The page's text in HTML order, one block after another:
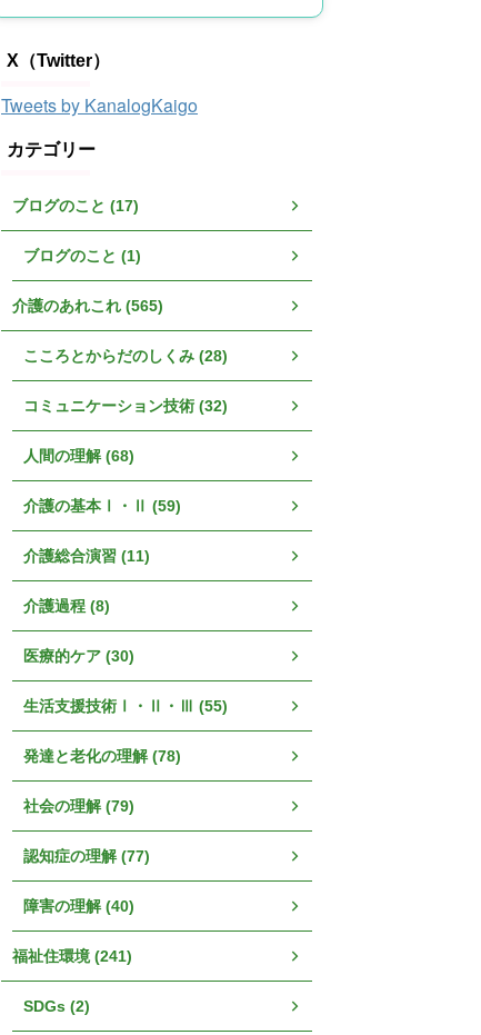
X（Twitter）
Tweets by KanalogKaigo
カテゴリー
ブログのこと (17)
ブログのこと (1)
介護のあれこれ (565)
こころとからだのしくみ (28)
コミュニケーション技術 (32)
人間の理解 (68)
介護の基本Ⅰ・Ⅱ (59)
介護総合演習 (11)
介護過程 (8)
医療的ケア (30)
生活支援技術Ⅰ・Ⅱ・Ⅲ (55)
発達と老化の理解 (78)
社会の理解 (79)
認知症の理解 (77)
障害の理解 (40)
福祉住環境 (241)
SDGs (2)